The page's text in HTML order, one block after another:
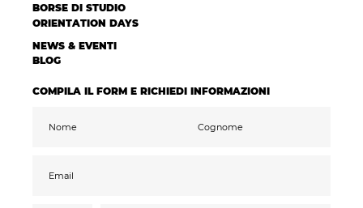
BORSE DI STUDIO
ORIENTATION DAYS
NEWS & EVENTI
BLOG
COMPILA IL FORM E RICHIEDI INFORMAZIONI